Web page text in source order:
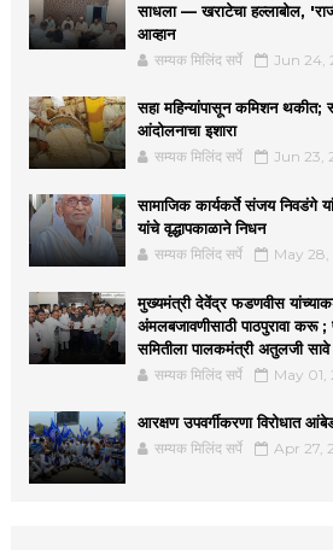
साधला — खराटेचा हल्लाबोल,
आव्हान
सम्यक मिलिंद सर्पे Jun 24,
सहा महिन्यांपासून कमिशन थकीत;
आंदोलनाचा इशारा
सम्यक मिलिंद सर्पे Jun 23,
सामाजिक कार्यकर्ते संजय निवडंगे
यांचे वृद्धापकाळाने निधन
सम्यक मिलिंद सर्पे May
मुख्यमंत्री देवेंद्र फडणवीस
अंमलबजावणीसाठी पाठपुरावा करू ;
समितीला पालकमंत्री अतुलजी सावे
सम्यक मिलिंद सर्पे May 01,
आरक्षण उपवर्गीकरणा विरोधात
सम्यक मिलिंद सर्पे Apr 27,